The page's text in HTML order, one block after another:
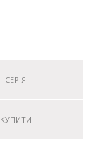
СЕРІЯ
КУПИТИ